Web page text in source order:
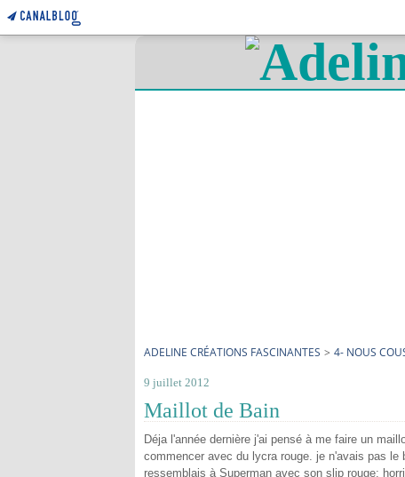
ADELINE CRÉATIONS FASCINANTES > 4- NOUS
9 juillet 2012
Maillot de Bain
Déja l'année dernière j'ai pensé à me faire un
commencer avec du lycra rouge. je n'avais pas
ressemblais à Superman avec son slip rouge: